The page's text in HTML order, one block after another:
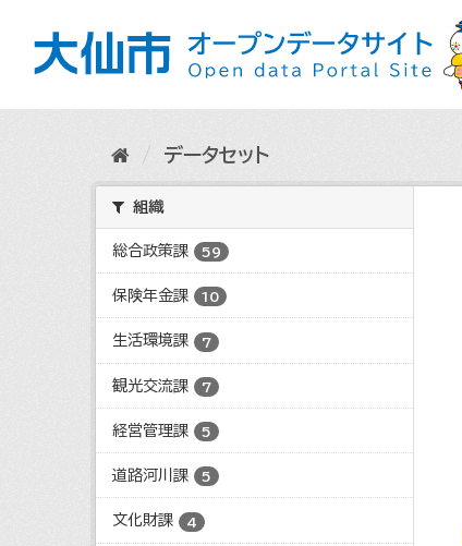
データセット
組織
総合政策課 59
保険年金課 10
生活環境課 7
観光交流課 7
経営管理課 5
道路河川課 5
文化財課 4